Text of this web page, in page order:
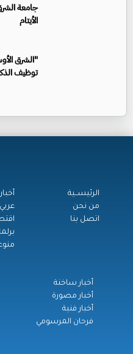
جامعة
الأيتام
"الشرق
توظيف
الرئيســية
من نحن
اتصل بنا
أخبار ساخنة
أخبار مصورة
أخبار فنية
فرحان المرسومي